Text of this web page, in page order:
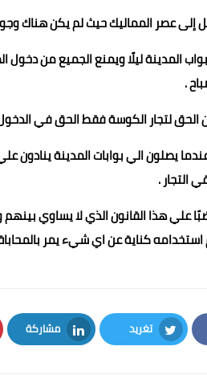
إلى عصر المماليك حيث لم يكن هناك
المدينة ليلًا ويمنع الجميع من دخول
.
الحق لتجار الكوسة فقط الحق في
يصلون الي بوابات المدينة ينادون
التجار .
علي هذا القانون الذي لا يساوي
كناية عن اي شيء يمر
تغريد
Twitter
مشاركة
LinkedIn